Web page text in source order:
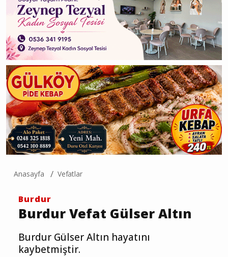
Anasayfa Vefatlar
Burdur
Burdur Vefat Gülser Altın
Burdur Gülser Altın hayatını
kaybetmiştir.